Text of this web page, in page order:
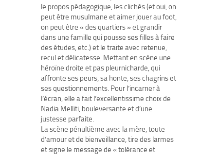
le propos pédagogique, les clichés (et oui, on
peut être musulmane et aimer jouer au foot,
on peut être « des quartiers » et grandir
dans une famille qui pousse ses filles à faire
des études, etc.) et le traite avec retenue,
recul et délicatesse. Mettant en scène une
héroïne droite et pas pleurnicharde, qui
affronte ses peurs, sa honte, ses chagrins et
ses questionnements. Pour l’incarner à
l’écran, elle a fait l’excellentissime choix de
Nadia Melliti, bouleversante et d’une
justesse parfaite.
La scène pénultième avec la mère, toute
d’amour et de bienveillance, tire des larmes
et signe le message de « tolérance et